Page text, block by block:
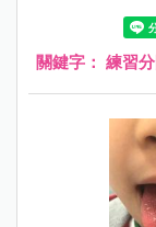
關鍵字： 練習